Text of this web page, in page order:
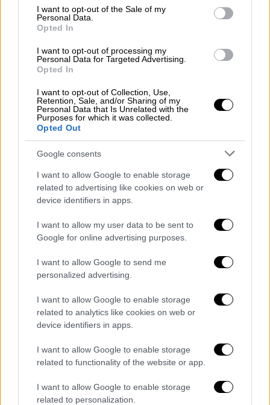
consent section.
I want to opt-out of the Sale of my
Personal Data.
Opted In
I want to opt-out of processing my
Personal Data for Targeted Advertising.
Opted In
I want to opt-out of Collection, Use,
Retention, Sale, and/or Sharing of my
Personal Data that Is Unrelated with the
Purposes for which it was collected.
Opted Out
Google consents
I want to allow Google to enable storage
related to advertising like cookies on web or
device identifiers in apps.
I want to allow my user data to be sent to
Google for online advertising purposes.
I want to allow Google to send me
personalized advertising.
I want to allow Google to enable storage
related to analytics like cookies on web or
device identifiers in apps.
I want to allow Google to enable storage
related to functionality of the website or app.
I want to allow Google to enable storage
related to personalization.
Σέρρες: Εξετάζεται το ενδεχόμενο
εμπλοκής και άλλων ατόμων στον
φονικό ξυλοδαρμό του 17χρονου
Σύμφωνα με τους δικηγόρους της
ενδείξεις ότι ο 16χρονος προφυλακισμένος
δεν έδρασε μόνος του